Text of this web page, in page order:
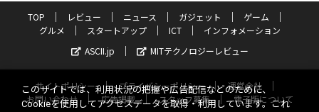
TOP レビュー ニュース ガジェット
ゲーム
グルメ
スタートアップ ICT
インフォメーション
ASCII.jp
MITテクノロジーレビュー
サイトポリシー プライバシーポリシー
運営会社
お問い合わせ
広告掲載 スタッフ募集
電子版について
このサイトでは、利用状況の把握や広告配信などのために、
Cookieを使用してアクセスデータを取得・利用しています。これ